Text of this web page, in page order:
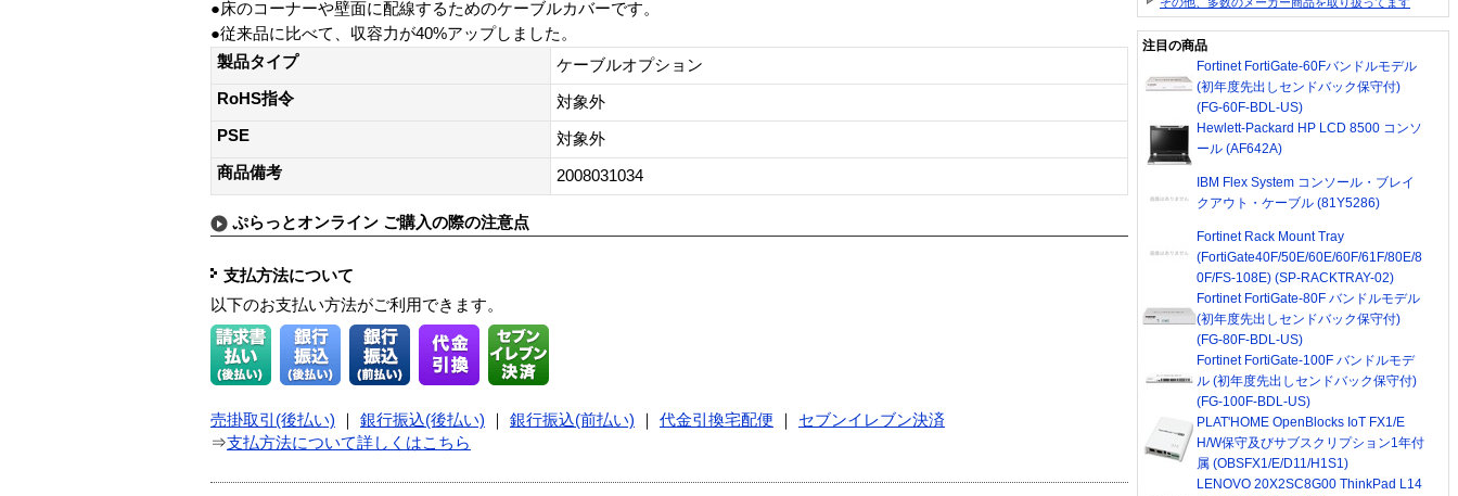
●床のコーナーや壁面に配線するためのケーブルカバーです。
●従来品に比べて、収容力が40%アップしました。
製品タイプ
ケーブルオプション
RoHS指令
対象外
PSE
対象外
商品備考
2008031034
ぷらっとオンライン ご購入の際の注意点
支払方法について
以下のお支払い方法がご利用できます。
売掛取引(後払い) 銀行振込(後払い) 銀行振込(前払い) 代金引換宅配便
セブンイレブン決済
⇒支払方法について詳しくはこちら
注目の商品
Fortinet FortiGate-60Fバンドルモデル
(初年度先出しセンドバック保守付)
(FG-60F-BDL-US)
Hewlett-Packard HP LCD 8500 コンソ
ール (AF642A)
IBM Flex System コンソール・ブレイ
クアウト・ケーブル (81Y5286)
Fortinet Rack Mount Tray
(FortiGate40F/50E/60E/60F/61F/80E/8
0F/FS-108E) (SP-RACKTRAY-02)
Fortinet FortiGate-80F バンドルモデル
(初年度先出しセンドバック保守付)
(FG-80F-BDL-US)
Fortinet FortiGate-100F バンドルモデ
ル (初年度先出しセンドバック保守付)
(FG-100F-BDL-US)
PLAT'HOME OpenBlocks IoT FX1/E
H/W保守及びサブスクリプション1年付
属 (OBSFX1/E/D11/H1S1)
LENOVO 20X2SC8G00 ThinkPad L14